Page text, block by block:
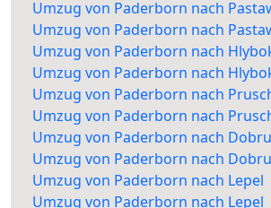
Umzug von Paderborn nach
Umzug von Paderborn nach
Umzug von Paderborn nach
Umzug von Paderborn nach
Umzug von Paderborn nach
Umzug von Paderborn nach
Umzug von Paderborn nach
Umzug von Paderborn nach
Umzug von Paderborn nach Lepel
Umzug von Paderborn nach Lepel